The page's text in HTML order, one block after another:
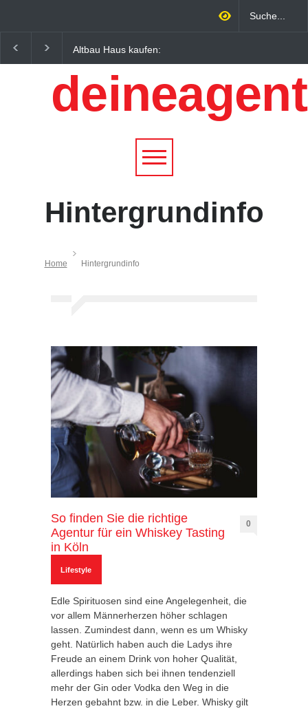
Altbau Haus kaufen:
Unterschiede zwischen
Süddeutschland und
Österreich einfach erklärt
Wirtschaftsfaktor: Wie
Qualitätstourismus
profitieren
Hintergrundinfo
Home Hintergrundinfo
So finden Sie die richtige
Agentur für ein Whiskey Tasting
in Köln
0
Lifestyle
Edle Spirituosen sind eine Angelegenheit, die
vor allem Männerherzen höher schlagen
lassen. Zumindest dann, wenn es um Whisky
geht. Natürlich haben auch die Ladys ihre
Freude an einem Drink von hoher Qualität,
allerdings haben sich bei ihnen tendenziell
mehr der Gin oder Vodka den Weg in die
Herzen gebahnt bzw. in die Leber. Whisky gilt